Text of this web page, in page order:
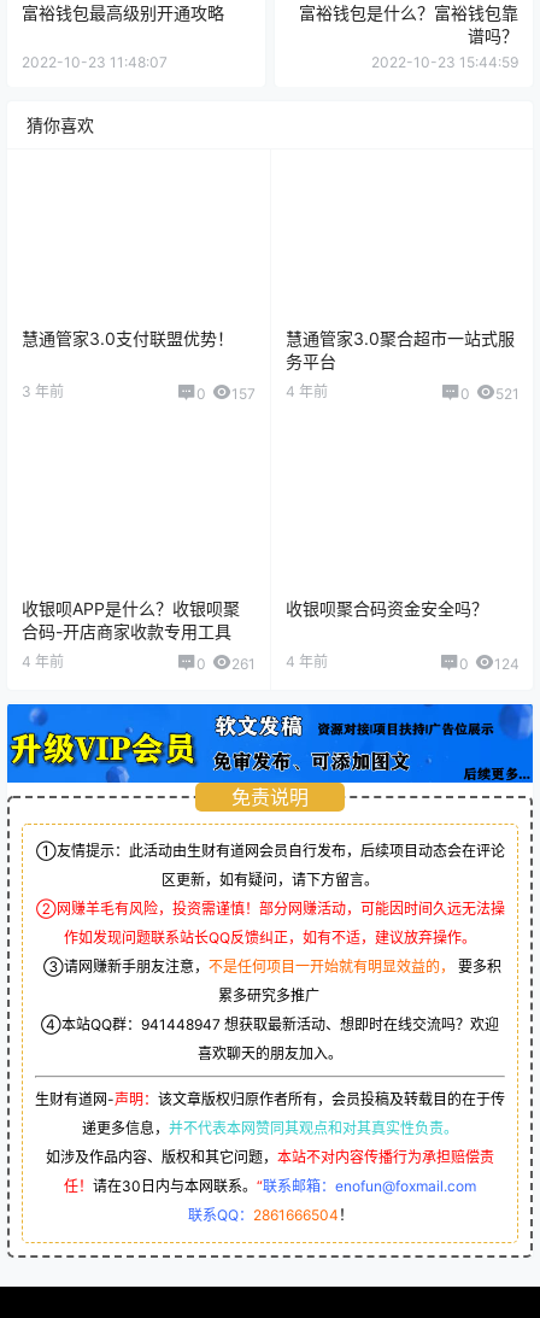
富裕钱包最高级别开通攻略
2022-10-23 11:48:07
富裕钱包是什么？富裕钱包靠
谱吗？
2022-10-23 15:44:59
猜你喜欢
慧通管家3.0支付联盟优势！
3 年前 0 157
慧通管家3.0聚合超市一站式服
务平台
4 年前 0 521
收银呗APP是什么？收银呗聚
合码-开店商家收款专用工具
4 年前 0 261
收银呗聚合码资金安全吗？
4 年前 0 124
免责说明
①友情提示：此活动由生财有道网会员自行发布，后续项目动态会在评论
区更新，如有疑问，请下方留言。
②网赚羊毛有风险，投资需谨慎！部分网赚活动，可能因时间久远无法操
作如发现问题联系站长QQ反馈纠正，如有不适，建议放弃操作。
③请网赚新手朋友注意， 不是任何项目一开始就有明显效益的，
要多积
累多研究多推广
④本站QQ群： 941448947 想获取最新活动、想即时在线交流吗？欢迎
喜欢聊天的朋友加入。
生财有道网-声明： 该文章版权归原作者所有，会员投稿及转载目的在于传
递更多信息， 并不代表本网赞同其观点和对其真实性负责。
如涉及作品内容、版权和其它问题， 本站不对内容传播行为承担赔偿责
任！ 请在30日内与本网联系。 “联系邮箱：enofun@foxmail.com
联系QQ： 2861666504 ！